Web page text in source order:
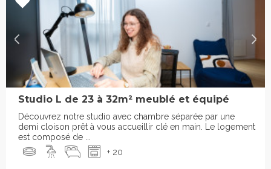
Studio L de 23 à 32m² meublé et équipé
Découvrez notre studio avec chambre séparée par une
demi cloison prêt à vous accueillir clé en main. Le logement
est composé de ...
+ 20